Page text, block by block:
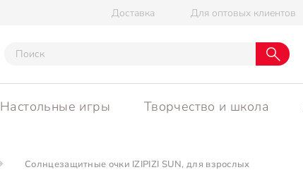
Доставка Для оптовых клиентов
Настольные игры Творчество и школа
Солнцезащитные очки IZIPIZI SUN, для взрослых